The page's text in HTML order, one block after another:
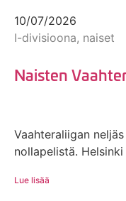
10/07/2026
I-divisioona, naiset
Naisten
Vaahteraliigan
nollapelistä.
Lue lisää